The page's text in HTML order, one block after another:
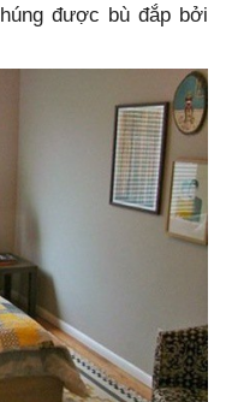
được bù đắp bởi